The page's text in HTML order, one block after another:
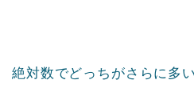
絶対数でどっちがさらに多